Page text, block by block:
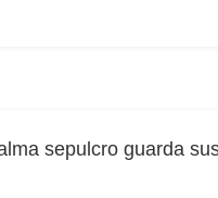
sepulcro guarda